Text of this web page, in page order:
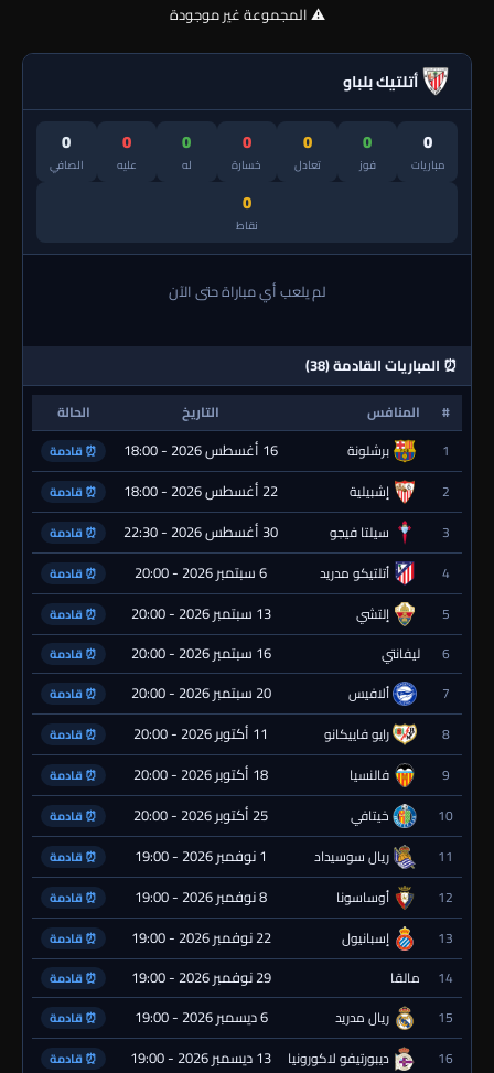
⚠️ المجموعة غير موجودة
أتلتيك بلباو
0
مباريات
0
فوز
0
تعادل
0
خسارة
0
له
0
عليه
0
الصافي
0
نقاط
لم يلعب أي مباراة حتى الآن
⏰ المباريات القادمة (38)
# المنافس التاريخ
الحالة
1
برشلونة 16 أغسطس 2026 - 18:00 ⏰ قادمة
2 إشبيلية 22 أغسطس 2026 - 18:00 ⏰ قادمة
3 سيلتا فيجو 30 أغسطس 2026 - 22:30 ⏰ قادمة
4 أتلتيكو مدريد 6 سبتمبر 2026 - 20:00 ⏰ قادمة
5 إلتشي 13 سبتمبر 2026 - 20:00 ⏰ قادمة
6 ليفانتي 16 سبتمبر 2026 - 20:00 ⏰ قادمة
7 ألافيس 20 سبتمبر 2026 - 20:00 ⏰ قادمة
8 رايو فاييكانو 11 أكتوبر 2026 - 20:00 ⏰ قادمة
9 فالنسيا 18 أكتوبر 2026 - 20:00 ⏰ قادمة
10 خيتافي 25 أكتوبر 2026 - 20:00 ⏰ قادمة
11 ريال سوسيداد 1 نوفمبر 2026 - 19:00 ⏰ قادمة
12 أوساسونا 8 نوفمبر 2026 - 19:00 ⏰ قادمة
13 إسبانيول 22 نوفمبر 2026 - 19:00 ⏰ قادمة
14 مالقا 29 نوفمبر 2026 - 19:00 ⏰ قادمة
15 ريال مدريد 6 ديسمبر 2026 - 19:00 ⏰ قادمة
16 ديبورتيفو لاكورونيا 13 ديسمبر 2026 - 19:00 ⏰ قادمة